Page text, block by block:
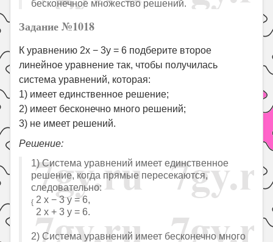
бесконечное множество решений.
Задание №1018
К уравнению 2x − 3y = 6 подберите второе
линейное уравнение так, чтобы получилась
система уравнений, которая:
1) имеет единственное решение;
2) имеет бесконечно много решений;
3) не имеет решений.
Решение:
1) Система уравнений имеет единственное
решение, когда прямые пересекаются,
следовательно:
{ 2 x − 3 y = 6,
2 x + 3 y = 6.
2) Система уравнений имеет бесконечно много